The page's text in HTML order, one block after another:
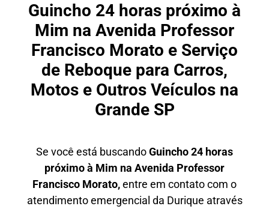
Guincho 24 horas próximo à
Mim na Avenida Professor
Francisco Morato e Serviço
de Reboque para Carros,
Motos e Outros Veículos na
Grande SP
Se você está buscandoGuincho 24 horas
próximo à Mim na Avenida Professor
Francisco Morato,entre em contato com o
atendimento emergencial da Durique através